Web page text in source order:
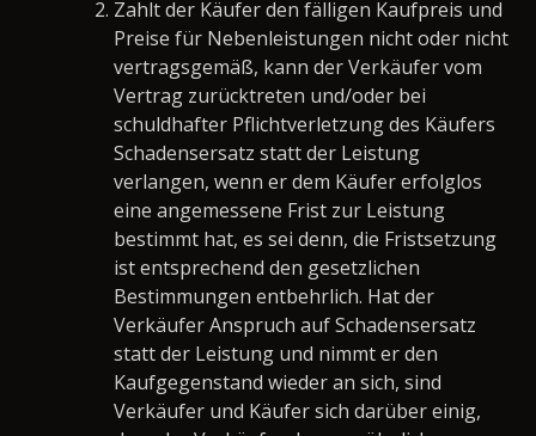
Zahlt der Käufer den fälligen Kaufpreis und
Preise für Nebenleistungen nicht oder nicht
vertragsgemäß, kann der Verkäufer vom
Vertrag zurücktreten und/oder bei
schuldhafter Pflichtverletzung des Käufers
Schadensersatz statt der Leistung
verlangen, wenn er dem Käufer erfolglos
eine angemessene Frist zur Leistung
bestimmt hat, es sei denn, die Fristsetzung
ist entsprechend den gesetzlichen
Bestimmungen entbehrlich. Hat der
Verkäufer Anspruch auf Schadensersatz
statt der Leistung und nimmt er den
Kaufgegenstand wieder an sich, sind
Verkäufer und Käufer sich darüber einig,